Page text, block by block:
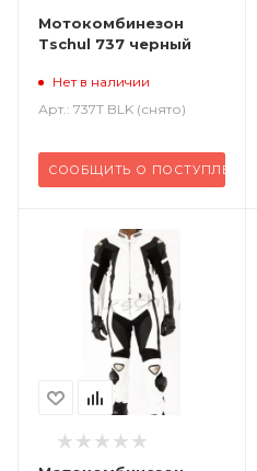
Мотокомбинезон
Tschul 737 черный
Нет в наличии
Арт.: 737T BLK (снято)
СООБЩИТЬ О ПОСТУПЛЕНИИ